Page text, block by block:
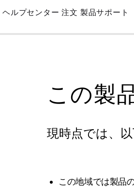
Skip
Main
ヘルプセンター 注文 製品サポート
この製
現時点では、
この地域では製品